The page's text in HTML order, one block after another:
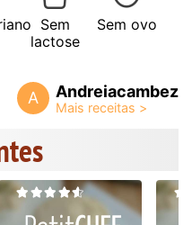
Sem
lactose
Sem ovo
A Andreiacambez